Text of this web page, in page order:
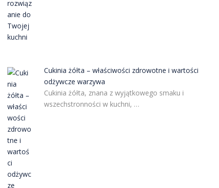
Cukinia żółta – właściwości zdrowotne i wartości
odżywcze warzywa
Cukinia żółta, znana z wyjątkowego smaku i
wszechstronności w kuchni, …